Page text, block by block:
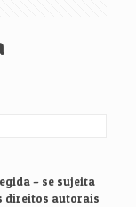
– se sujeita
direitos autorais